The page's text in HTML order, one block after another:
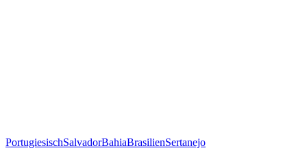
PortugiesischSalvadorBahiaBrasilienSertanejo